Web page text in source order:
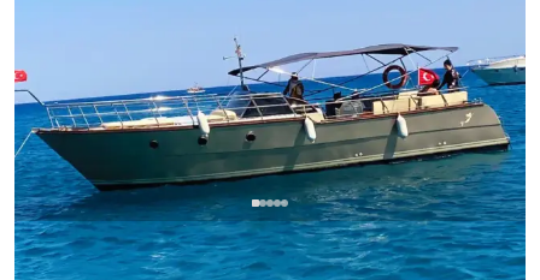
Antalya Merkez, Antalya 5.0(1 yorum)